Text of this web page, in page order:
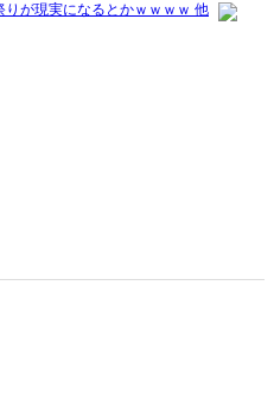
りが現実になるとかｗｗｗｗ 他